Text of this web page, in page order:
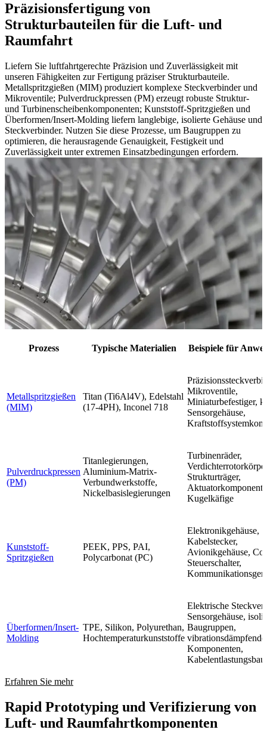
Präzisionsfertigung von
Strukturbauteilen für die Luft- und
Raumfahrt
Liefern Sie luftfahrtgerechte Präzision und Zuverlässigkeit mit
unseren Fähigkeiten zur Fertigung präziser Strukturbauteile.
Metallspritzgießen (MIM) produziert komplexe Steckverbinder und
Mikroventile; Pulverdruckpressen (PM) erzeugt robuste Struktur-
und Turbinenscheibenkomponenten; Kunststoff-Spritzgießen und
Überformen/Insert-Molding liefern langlebige, isolierte Gehäuse und
Steckverbinder. Nutzen Sie diese Prozesse, um Baugruppen zu
optimieren, die herausragende Genauigkeit, Festigkeit und
Zuverlässigkeit unter extremen Einsatzbedingungen erfordern.
Prozess Typische Materialien Beispiele für
Metallspritzgießen
(MIM)
Titan (Ti6Al4V), Edelstahl
(17-4PH), Inconel 718
Mikroventile,
Miniaturbefestiger,
Sensorgehäuse,
Pulverdruckpressen
(PM)
Titanlegierungen,
Aluminium-Matrix-
Verbundwerkstoffe,
Nickelbasislegierungen
Turbinenräder,
Strukturträger,
Kugelkäfige
Kunststoff-
Spritzgießen
PEEK, PPS, PAI,
Polycarbonat (PC)
Elektronikgehäuse,
Kabelstecker,
Avionikgehäuse,
Steuerschalter,
Überformen/Insert-
Molding
TPE, Silikon, Polyurethan,
Hochtemperaturkunststoffe
Elektrische
Sensorgehäuse,
Baugruppen,
vibrationsdämpfende
Komponenten,
Erfahren Sie mehr
Rapid Prototyping und Verifizierung von
Luft- und Raumfahrtkomponenten